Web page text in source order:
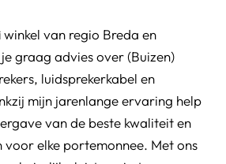
van regio Breda en
graag advies over (Buizen)
luidsprekerkabel en
mijn jarenlange ervaring help
van de beste kwaliteit en
voor elke portemonnee. Met ons